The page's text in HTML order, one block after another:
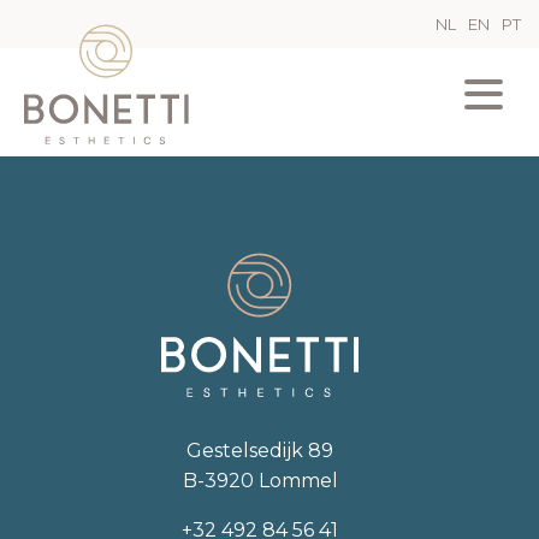
NL EN PT
Gestelsedijk 89
B-3920 Lommel
+32 492 84 56 41